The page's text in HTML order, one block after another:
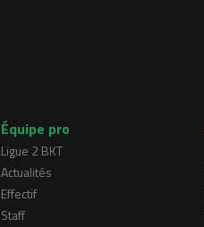
Équipe pro
Ligue 2 BKT
Actualités
Effectif
Staff